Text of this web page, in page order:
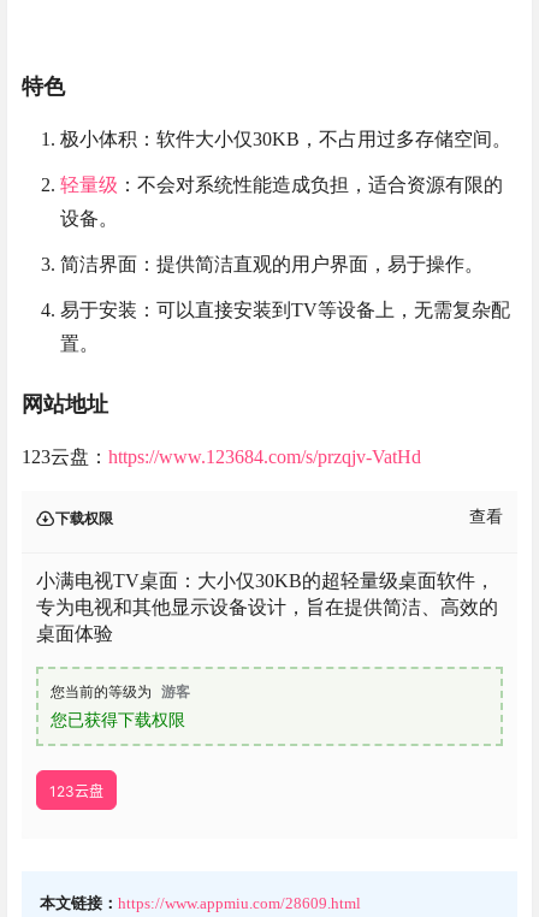
特色
极小体积：软件大小仅30KB，不占用过多存储空间。
轻量级 ：不会对系统性能造成负担，适合资源有限的
设备。
简洁界面：提供简洁直观的用户界面，易于操作。
易于安装：可以直接安装到TV等设备上，无需复杂配
置。
网站地址
123云盘： https://www.123684.com/s/przqjv-VatHd
下载权限 查看
小满电视TV桌面：大小仅30KB的超轻量级桌面软件，
专为电视和其他显示设备设计，旨在提供简洁、高效的
桌面体验
您当前的等级为 游客
您已获得下载权限
123云盘
本文链接： https://www.appmiu.com/28609.html